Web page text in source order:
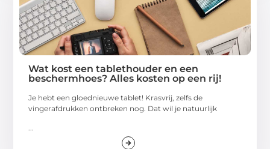
Wat kost een tablethouder en een
beschermhoes? Alles kosten op een rij!
Je hebt een gloednieuwe tablet! Krasvrij, zelfs de
vingerafdrukken ontbreken nog. Dat wil je natuurlijk
...